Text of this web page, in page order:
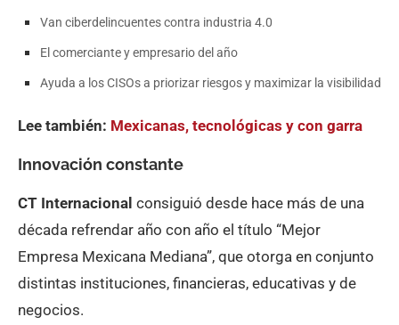
Van ciberdelincuentes contra industria 4.0
El comerciante y empresario del año
Ayuda a los CISOs a priorizar riesgos y maximizar la visibilidad
Lee también: Mexicanas, tecnológicas y con garra
Innovación constante
CT Internacional consiguió desde hace más de una
década refrendar año con año el título “Mejor
Empresa Mexicana Mediana”, que otorga en conjunto
distintas instituciones, financieras, educativas y de
negocios.